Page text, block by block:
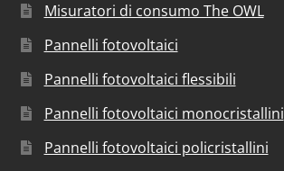
Misuratori di consumo The OWL
Pannelli fotovoltaici
Pannelli fotovoltaici flessibili
Pannelli fotovoltaici monocristallini
Pannelli fotovoltaici policristallini